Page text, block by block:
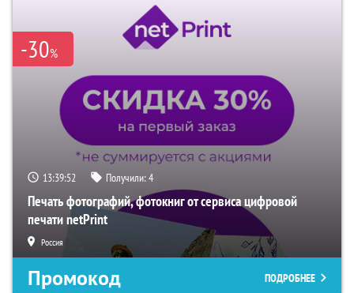
-30%
13:39:51 Получили:4
Печать фотографий, фотокниг от сервиса цифровой
печати netPrint
Россия
Промокод ПОДРОБНЕЕ